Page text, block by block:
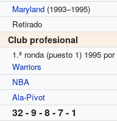
Maryland(1993–1995)
Retirado
Club profesional
1.ª ronda (puesto 1) 1995 por
Warriors
NBA
Ala-Pívot
32 - 9 - 8 - 7 - 1